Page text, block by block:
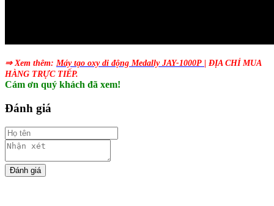
⇒ Xem thêm: Máy tạo oxy di động Medally JAY-1000P
| ĐỊA CHỈ MUA
HÀNG TRỰC TIẾP.
Cám ơn quý khách đã xem!
Đánh giá